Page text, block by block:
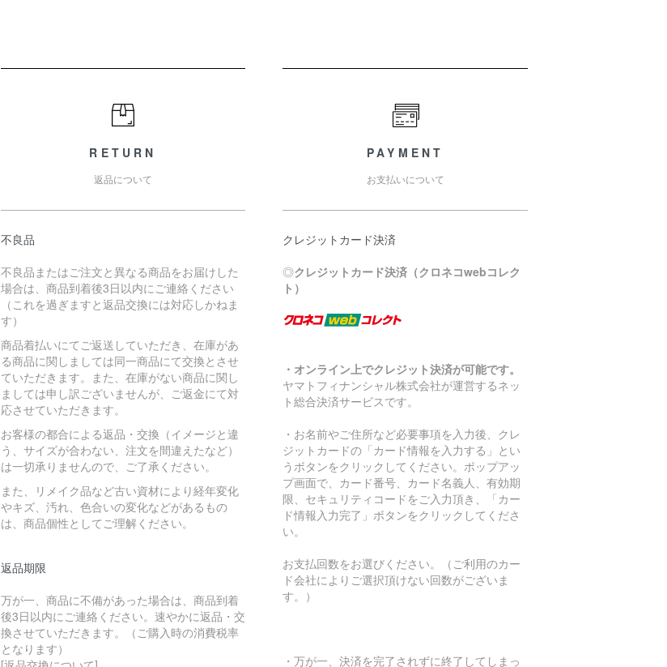
RETURN
返品について
不良品
不良品またはご注文と異なる商品をお届けした
場合は、商品到着後3日以内にご連絡ください
（これを過ぎますと返品交換には対応しかねま
す）
商品着払いにてご返送していただき、在庫があ
る商品に関しましては同一商品にて交換とさせ
ていただきます。また、在庫がない商品に関し
ましては申し訳ございませんが、ご返金にて対
応させていただきます。
お客様の都合による返品・交換（イメージと違
う、サイズが合わない、注文を間違えたなど）
は一切承りませんので、ご了承ください。
また、リメイク品など古い資材により経年変化
やキズ、汚れ、色合いの変化などがあるもの
は、商品個性としてご理解ください。
返品期限
万が一、商品に不備があった場合は、商品到着
後3日以内にご連絡ください。速やかに返品・交
換させていただきます。（ご購入時の消費税率
となります）
PAYMENT
お支払いについて
クレジットカード決済
◎クレジットカード決済（クロネコwebコレク
ト）
・オンライン上でクレジット決済が可能です。
ヤマトフィナンシャル株式会社が運営するネッ
ト総合決済サービスです。
・お名前やご住所など必要事項を入力後、クレ
ジットカードの「カード情報を入力する」とい
うボタンをクリックしてください。ポップアッ
プ画面で、カード番号、カード名義人、有効期
限、セキュリティコードをご入力頂き、「カー
ド情報入力完了」ボタンをクリックしてくださ
い。
お支払回数をお選びください。（ご利用のカー
ド会社によりご選択頂けない回数がございま
す。）
・万が一、決済を完了されずに終了してしまっ